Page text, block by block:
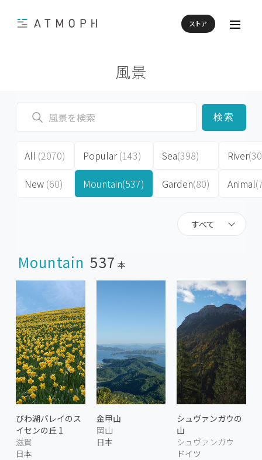
ストア
風景
すべて
検索
All (2070)
New (60)
Popular(143)
Mountain(537)
Sea(398)
Garden(80)
River
Animal
Mountain 537 本
びわ湖バレイのス
イセンの丘 1
滋賀
日本
金甲山
岡山
日本
シュヴァンガウの
山
シュヴァンガウ
ドイツ